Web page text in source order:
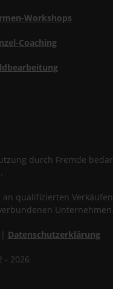
Workshops
Coaching
durch Fremde
qualifizierten
Unternehmen.
| Datenschutzerklärung
- 2026